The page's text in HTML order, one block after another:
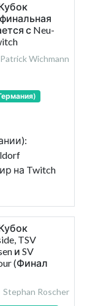
с Neu-
Patrick Wichmann
на Twitch
TSV
и SV
(Финал
Stephan Roscher